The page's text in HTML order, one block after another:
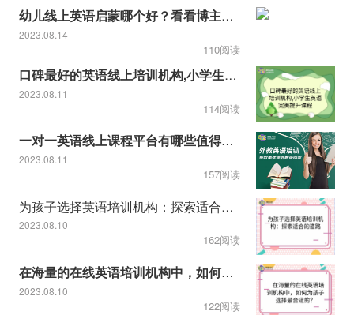
幼儿线上英语启蒙哪个好？看看博主推荐的！
2023.08.14
110阅读
口碑最好的英语线上培训机构,小学生英语完美提升课程
2023.08.11
114阅读
一对一英语线上课程平台有哪些值得推荐
2023.08.11
157阅读
为孩子选择英语培训机构：探索适合的道路
2023.08.10
162阅读
在海量的在线英语培训机构中，如何为孩子选择最合适的？
2023.08.10
122阅读